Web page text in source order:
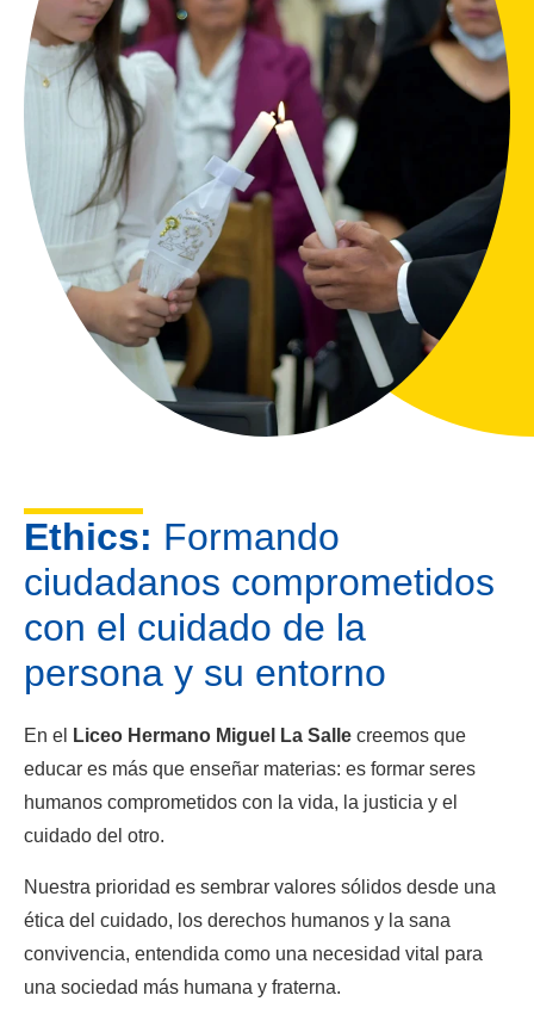
Ethics: Formando
ciudadanos comprometidos
con el cuidado de la
persona y su entorno
En el Liceo Hermano Miguel La Salle creemos que
educar es más que enseñar materias: es formar seres
humanos comprometidos con la vida, la justicia y el
cuidado del otro.
Nuestra prioridad es sembrar valores sólidos desde una
ética del cuidado, los derechos humanos y la sana
convivencia, entendida como una necesidad vital para
una sociedad más humana y fraterna.